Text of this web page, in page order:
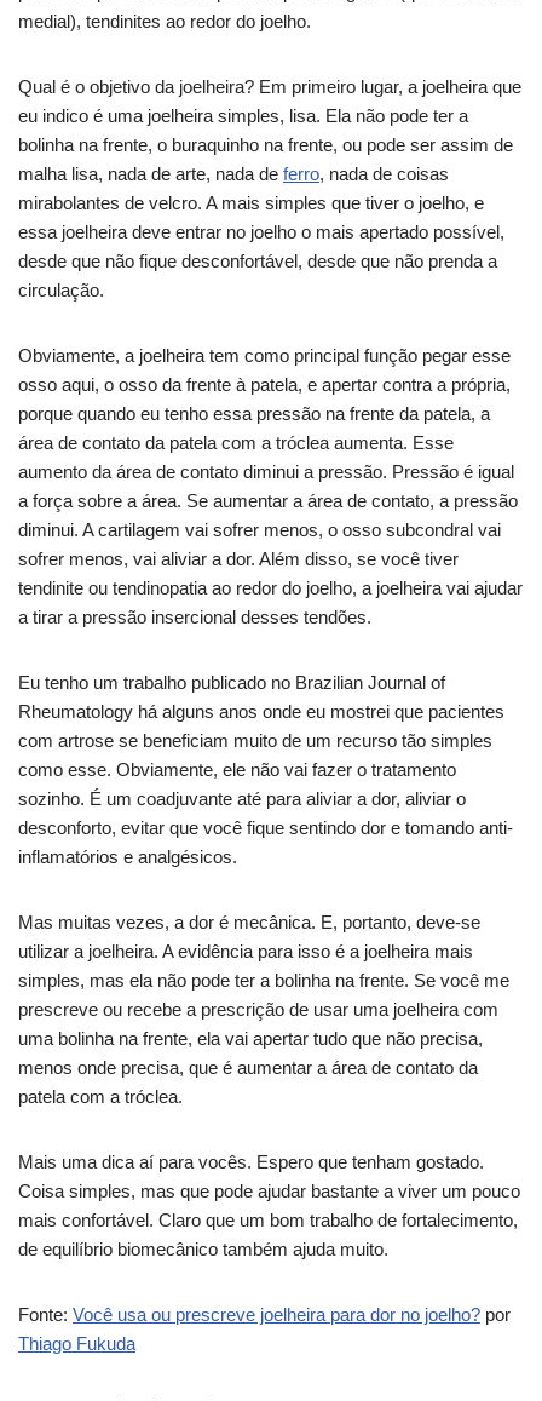
medial), tendinites ao redor do joelho.
Qual é o objetivo da joelheira? Em primeiro lugar, a joelheira que
eu indico é uma joelheira simples, lisa. Ela não pode ter a
bolinha na frente, o buraquinho na frente, ou pode ser assim de
malha lisa, nada de arte, nada de ferro, nada de coisas
mirabolantes de velcro. A mais simples que tiver o joelho, e
essa joelheira deve entrar no joelho o mais apertado possível,
desde que não fique desconfortável, desde que não prenda a
circulação.
Obviamente, a joelheira tem como principal função pegar esse
osso aqui, o osso da frente à patela, e apertar contra a própria,
porque quando eu tenho essa pressão na frente da patela, a
área de contato da patela com a tróclea aumenta. Esse
aumento da área de contato diminui a pressão. Pressão é igual
a força sobre a área. Se aumentar a área de contato, a pressão
diminui. A cartilagem vai sofrer menos, o osso subcondral vai
sofrer menos, vai aliviar a dor. Além disso, se você tiver
tendinite ou tendinopatia ao redor do joelho, a joelheira vai ajudar
a tirar a pressão insercional desses tendões.
Eu tenho um trabalho publicado no Brazilian Journal of
Rheumatology há alguns anos onde eu mostrei que pacientes
com artrose se beneficiam muito de um recurso tão simples
como esse. Obviamente, ele não vai fazer o tratamento
sozinho. É um coadjuvante até para aliviar a dor, aliviar o
desconforto, evitar que você fique sentindo dor e tomando anti-
inflamatórios e analgésicos.
Mas muitas vezes, a dor é mecânica. E, portanto, deve-se
utilizar a joelheira. A evidência para isso é a joelheira mais
simples, mas ela não pode ter a bolinha na frente. Se você me
prescreve ou recebe a prescrição de usar uma joelheira com
uma bolinha na frente, ela vai apertar tudo que não precisa,
menos onde precisa, que é aumentar a área de contato da
patela com a tróclea.
Mais uma dica aí para vocês. Espero que tenham gostado.
Coisa simples, mas que pode ajudar bastante a viver um pouco
mais confortável. Claro que um bom trabalho de fortalecimento,
de equilíbrio biomecânico também ajuda muito.
Fonte: Você usa ou prescreve joelheira para dor no joelho? por
Thiago Fukuda